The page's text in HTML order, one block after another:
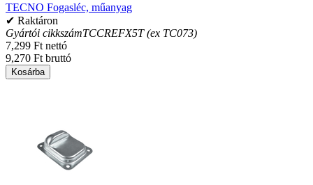
TECNO Fogasléc, műanyag
✔ Raktáron
Gyártói cikkszámTCCREFX5T (ex TC073)
7,299 Ft nettó
9,270 Ft bruttó
Kosárba